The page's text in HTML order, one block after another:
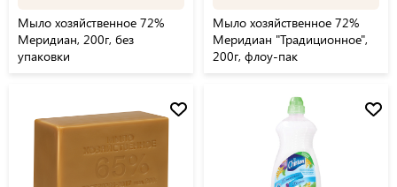
Мыло хозяйственное 72%
Меридиан, 200г, без
упаковки
Мыло хозяйственное 72%
Меридиан "Традиционное",
200г, флоу-пак